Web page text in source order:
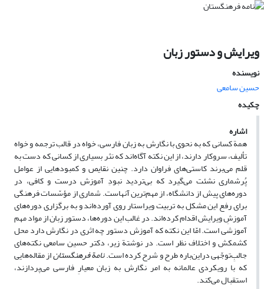
ویرایش و دستور زبان
نویسنده
حسین سامعی
چکیده
اشاره
همة کسانی که به نحوی با نگارش به زبان فارسی، خواه در قالب ترجمه و خواه
تألیف، سروکار دارند، از این نکته آگاه‌اند که نثر بسیاری از کسانی که دست به
قلم می‌برند کاستی‌های فراوان دارد. چنین نقایص و کمبودهایی از عوامل
پُرشماری نشئت می‌گیرد که بی‌تردید نبودِ آموزش درست و کافی، در
دوره‌های پیش از دانشگاه، از مهم‌ترین آنهاست. شماری از مؤسّسات فرهنگی
برای رفع این مشکل به تربیت ویراستار روی آورده‌اند و به برگزاری دوره‌های
آموزشِ ویرایش اقدام کرده‌اند. در غالب این دوره‌ها، دستور زبان از مواد مهم
آموزشی است. امّا این نکته که آموزش دستور چه اثری در نگارش دارد محل
کشمکش و اختلاف نظر است. در نوشتة زیر، دکتر حسین سامعی نکته‌های
جالبِ‌توجّهی دراین‌باره طرح و شرح کرده است.نامة فرهنگستاناز مقاله‌هایی
که با رویکردی عالمانه به امر نگارش به زبان معیارِ فارسی می‌پردازند،
استقبال می‌کند.